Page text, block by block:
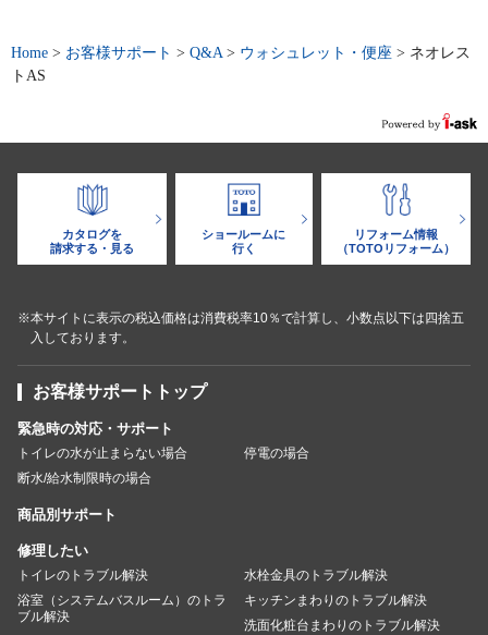
Home > お客様サポート > Q&A> ウォシュレット・便座 > ネオレス
トAS
カタログを
請求する・見る
ショールームに
行く
リフォーム情報
（TOTOリフォーム）
※本サイトに表示の税込価格は消費税率10％で計算し、小数点以下は四捨五
入しております。
お客様サポートトップ
緊急時の対応・サポート
トイレの水が止まらない場合
停電の場合
断水/給水制限時の場合
商品別サポート
修理したい
トイレのトラブル解決
水栓金具のトラブル解決
浴室（システムバスルーム）のトラ
ブル解決
キッチンまわりのトラブル解決
洗面化粧台まわりのトラブル解決